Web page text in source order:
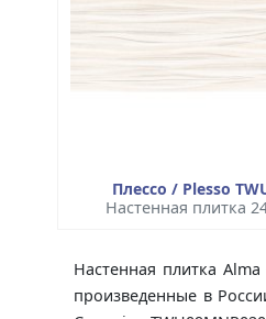
Плессо / Plesso
Настенная плитка
Настенная плитка
произведенные в